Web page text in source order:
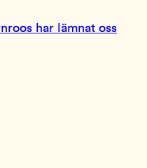
har lämnat oss